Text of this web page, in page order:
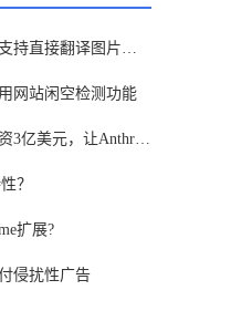
谷歌浏览器网页版支持直接翻译图片文字
网站闲空检测功能
谷歌向人工智能投资3亿美元，让Anthropic继续提升实力
？
扩展?
侵扰性广告